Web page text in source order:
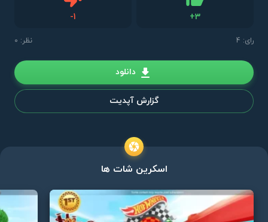
+3
-1
رای: 4 نظر: 0
دانلود
گزارش آپدیت
اسکرین شات ها